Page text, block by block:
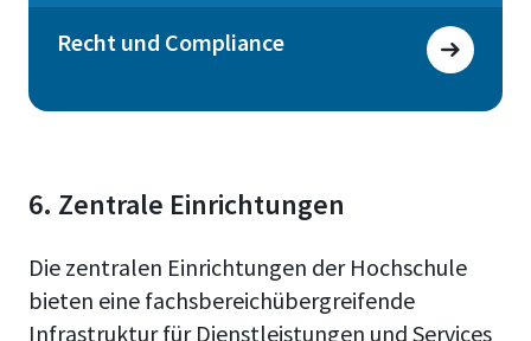
Recht und Compliance
6. Zentrale Einrichtungen
Die zentralen Einrichtungen der Hochschule
bieten eine fachsbereichübergreifende
Infrastruktur für Dienstleistungen und Services